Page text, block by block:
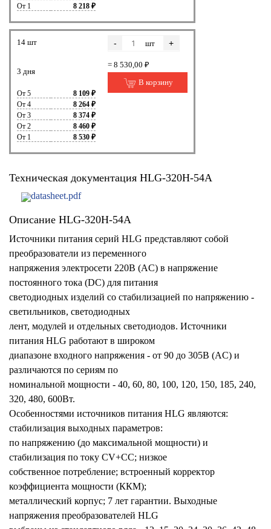
От 1
8 218 ₽
14 шт
3 дня
От 5
8 109 ₽
От 4
8 264 ₽
От 3
8 374 ₽
От 2
8 460 ₽
От 1
8 530 ₽
- шт +
= 8 530,00 ₽
В корзину
Техническая документация HLG-320H-54A
datasheet.pdf
Описание HLG-320H-54A
Источники питания серий HLG представляют собой
преобразователи из переменного
напряжения электросети 220В (AC) в напряжение
постоянного тока (DC) для питания
светодиодных изделий со стабилизацией по напряжению -
светильников, светодиодных
лент, модулей и отдельных светодиодов. Источники
питания HLG работают в широком
диапазоне входного напряжения - от 90 до 305В (AC) и
различаются по сериям по
номинальной мощности - 40, 60, 80, 100, 120, 150, 185, 240,
320, 480, 600Вт.
Особенностями источников питания HLG являются:
стабилизация выходных параметров:
по напряжению (до максимальной мощности) и
стабилизация по току CV+CC; низкое
собственное потребление; встроенный корректор
коэффициента мощности (ККМ);
металлический корпус; 7 лет гарантии. Выходные
напряжения преобразователей HLG